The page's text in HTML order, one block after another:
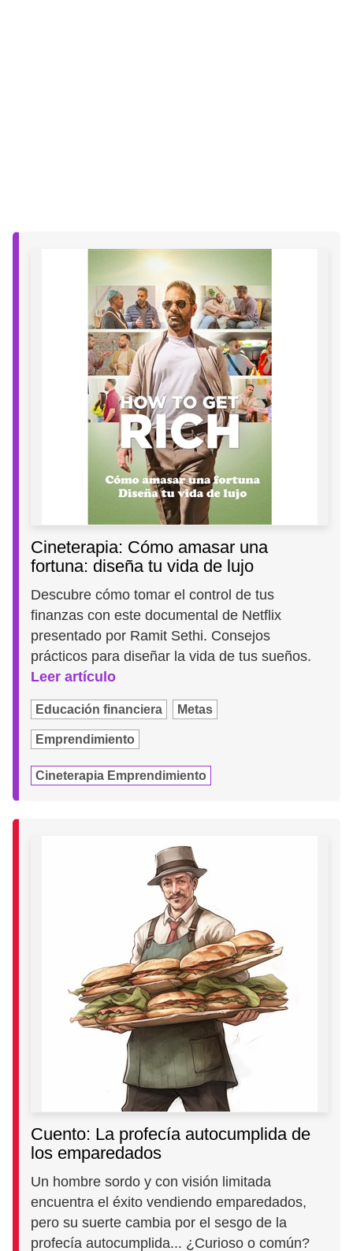
Cineterapia: Cómo amasar una
fortuna: diseña tu vida de lujo
Descubre cómo tomar el control de tus
finanzas con este documental de Netflix
presentado por Ramit Sethi. Consejos
prácticos para diseñar la vida de tus sueños.
Leer artículo
Educación financiera Metas
Emprendimiento
Cineterapia Emprendimiento
Cuento: La profecía autocumplida de
los emparedados
Un hombre sordo y con visión limitada
encuentra el éxito vendiendo emparedados,
pero su suerte cambia por el sesgo de la
profecía autocumplida... ¿Curioso o común?